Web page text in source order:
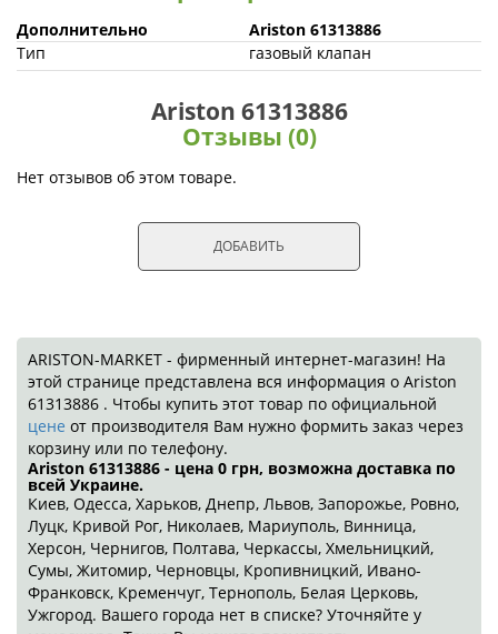
Дополнительно
Ariston 61313886
Тип
газовый клапан
Ariston 61313886
Отзывы (0)
Нет отзывов об этом товаре.
ДОБАВИТЬ
ARISTON-MARKET - фирменный интернет-магазин! На
этой странице представлена вся информация о Ariston
61313886 . Чтобы купить этот товар по официальной
цене от производителя Вам нужно формить заказ через
корзину или по телефону.
Ariston 61313886 - цена 0 грн, возможна доставка по
всей Украине.
Киев, Одесса, Харьков, Днепр, Львов, Запорожье, Ровно,
Луцк, Кривой Рог, Николаев, Мариуполь, Винница,
Херсон, Чернигов, Полтава, Черкассы, Хмельницкий,
Сумы, Житомир, Черновцы, Кропивницкий, Ивано-
Франковск, Кременчуг, Тернополь, Белая Церковь,
Ужгород. Вашего города нет в списке? Уточняйте у